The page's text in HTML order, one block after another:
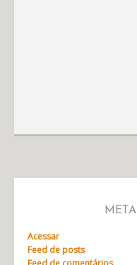
META
Acessar
Feed de posts